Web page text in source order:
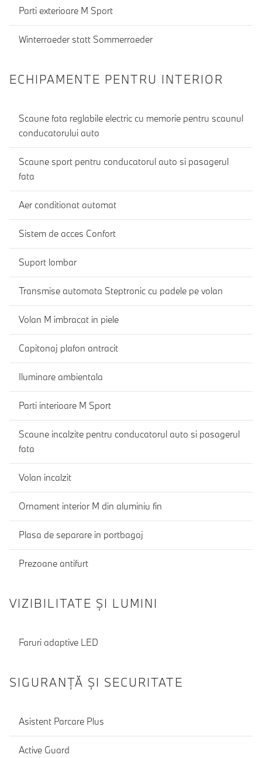
Parti exterioare M Sport
Winterraeder statt Sommerraeder
ECHIPAMENTE PENTRU INTERIOR
Scaune fata reglabile electric cu memorie pentru scaunul
conducatorului auto
Scaune sport pentru conducatorul auto si pasagerul
fata
Aer conditionat automat
Sistem de acces Confort
Suport lombar
Transmise automata Steptronic cu padele pe volan
Volan M imbracat in piele
Capitonaj plafon antracit
Iluminare ambientala
Parti interioare M Sport
Scaune incalzite pentru conducatorul auto si pasagerul
fata
Volan incalzit
Ornament interior M din aluminiu fin
Plasa de separare in portbagaj
Prezoane antifurt
VIZIBILITATE ȘI LUMINI
Faruri adaptive LED
SIGURANŢĂ ŞI SECURITATE
Asistent Parcare Plus
Active Guard